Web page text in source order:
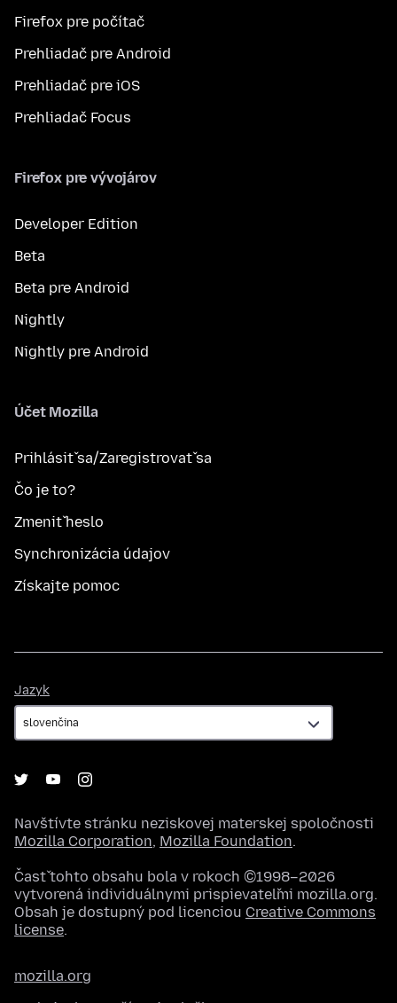
Firefox pre počítač
Prehliadač pre Android
Prehliadač pre iOS
Prehliadač Focus
Firefox pre vývojárov
Developer Edition
Beta
Beta pre Android
Nightly
Nightly pre Android
Účet Mozilla
Prihlásiť sa/Zaregistrovať sa
Čo je to?
Zmeniť heslo
Synchronizácia údajov
Získajte pomoc
Jazyk
Navštívte stránku neziskovej materskej spoločnosti
Mozilla Corporation, Mozilla Foundation.
Časť tohto obsahu bola v rokoch ©1998–2026
vytvorená individuálnymi prispievateľmi mozilla.org.
Obsah je dostupný pod licenciou Creative Commons
license.
mozilla.org